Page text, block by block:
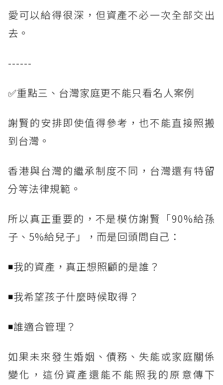
愛可以給得很深，但資產不必一次全部交出
去。
------
✅重點三、台灣家庭更不能只看名人案例
謝賢的安排即使值得參考，也不能直接照搬
到台灣。
香港與台灣的繼承制度不同，台灣還有特留
分等法律規範。
所以真正重要的，不是模仿謝賢「90%給孫
子、5%給兒子」，而是回頭問自己：
◾我的資產，真正想照顧的是誰？
◾我希望孩子什麼時候取得？
◾誰適合管理？
如果未來發生婚姻、債務、失能或家庭關係
變化，這份資產還能不能照我的原意傳下